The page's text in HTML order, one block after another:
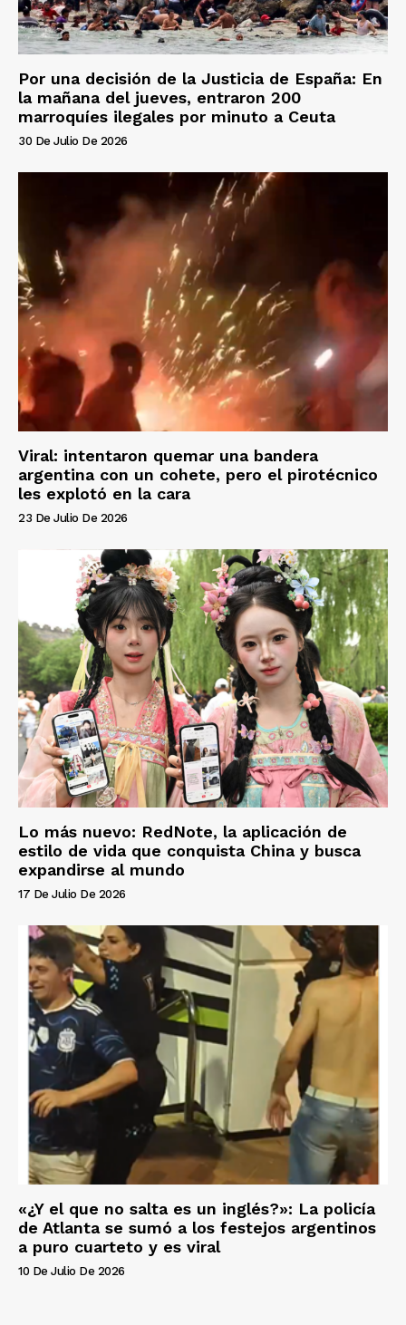
Por una decisión de la Justicia de España: En
la mañana del jueves, entraron 200
marroquíes ilegales por minuto a Ceuta
30 De Julio De 2026
Viral: intentaron quemar una bandera
argentina con un cohete, pero el pirotécnico
les explotó en la cara
23 De Julio De 2026
Lo más nuevo: RedNote, la aplicación de
estilo de vida que conquista China y busca
expandirse al mundo
17 De Julio De 2026
«¿Y el que no salta es un inglés?»: La policía
de Atlanta se sumó a los festejos argentinos
a puro cuarteto y es viral
10 De Julio De 2026